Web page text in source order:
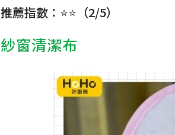
推薦指數：⭐️⭐️（2/5）
紗窗清潔布